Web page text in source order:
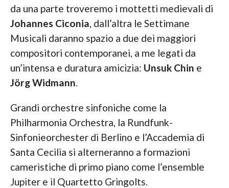
da una parte troveremo i mottetti medievali di
Johannes Ciconia , dall’altra le Settimane
Musicali daranno spazio a due dei maggiori
compositori contemporanei, a me legati da
un’intensa e duratura amicizia: Unsuk Chin e
Jörg Widmann
Grandi orchestre sinfoniche come la
Philharmonia Orchestra, la Rundfunk-
Sinfonieorchester di Berlino e l’Accademia di
Santa Cecilia si alterneranno a formazioni
cameristiche di primo piano come l’ensemble
Jupiter e il Quartetto Gringolts.